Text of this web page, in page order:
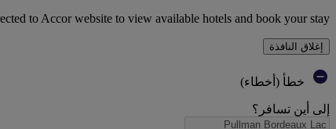
to Accor website to view available hotels and book your stay
إغلاق النافذة
خطأ (أخطاء)
إلى أين تسافر؟